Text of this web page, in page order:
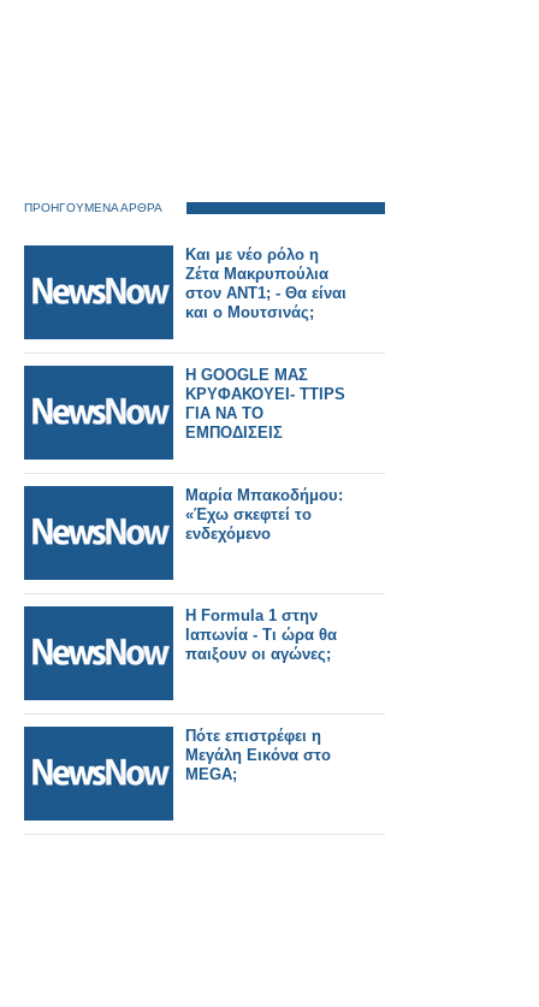
ΠΡΟΗΓΟΥΜΕΝΑ ΑΡΘΡΑ
Και με νέο ρόλο η
Ζέτα Μακρυπούλια
στον ΑΝΤ1; - Θα είναι
και ο Μουτσινάς;
H GOOGLE ΜΑΣ
ΚΡΥΦΑΚΟΥΕΙ- ΤTIPS
ΓΙΑ ΝΑ ΤΟ
ΕΜΠΟΔΙΣΕΙΣ
Μαρία Μπακοδήμου:
«Έχω σκεφτεί το
ενδεχόμενο
Η Formula 1 στην
Ιαπωνία - Τι ώρα θα
παιξουν οι αγώνες;
Πότε επιστρέφει η
Μεγάλη Εικόνα στο
MEGA;